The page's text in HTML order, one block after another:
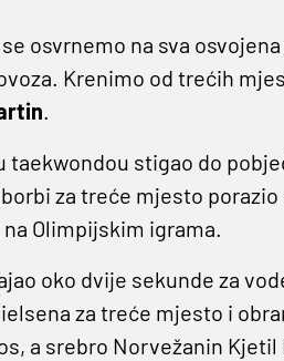
osvrnemo na sva
Krenimo od trećih
.
taekwondou stigao do
za treće mjesto
Olimpijskim igrama.
oko dvije sekunde za
za treće mjesto i
a srebro Norvežanin Kjetil